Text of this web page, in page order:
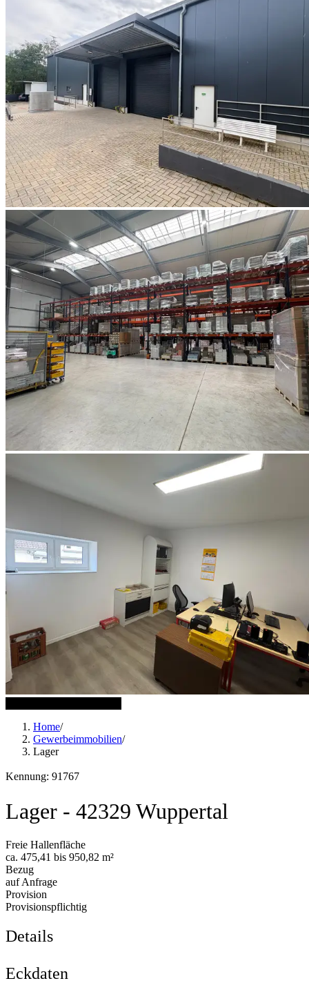
Home/
Gewerbeimmobilien/
Lager
Kennung: 91767
Lager - 42329 Wuppertal
Freie Hallenfläche
ca. 475,41 bis 950,82 m²
Bezug
auf Anfrage
Provision
Provisionspflichtig
Details
Eckdaten